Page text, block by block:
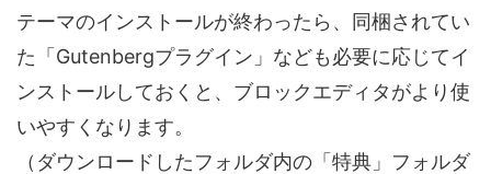
テーマのインストールが終わったら、同梱されてい
た「Gutenbergプラグイン」なども必要に応じてイ
ンストールしておくと、ブロックエディタがより使
いやすくなります。
（ダウンロードしたフォルダ内の「特典」フォルダ